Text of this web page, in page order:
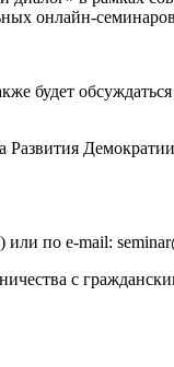
онлайн-
будет
по e-mail:
с